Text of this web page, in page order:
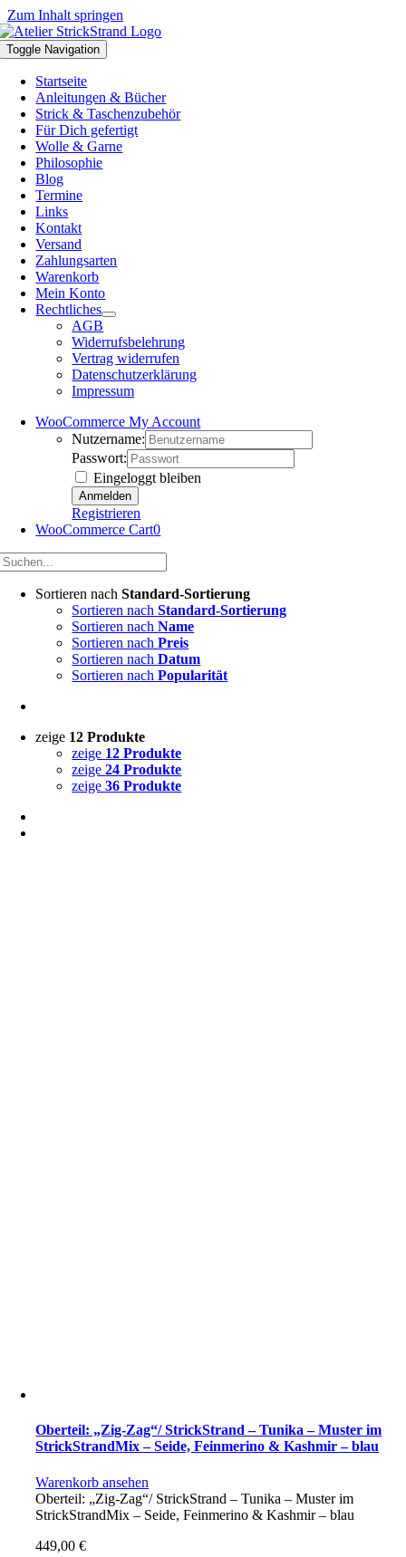
Zum Inhalt springen
Toggle Navigation
Startseite
Anleitungen & Bücher
Strick & Taschenzubehör
Für Dich gefertigt
Wolle & Garne
Philosophie
Blog
Termine
Links
Kontakt
Versand
Zahlungsarten
Warenkorb
Mein Konto
Rechtliches
AGB
Widerrufsbelehrung
Vertrag widerrufen
Datenschutzerklärung
Impressum
WooCommerce My Account
Nutzername:
Passwort:
Eingeloggt bleiben
Registrieren
WooCommerce Cart0
Sortieren nachStandard-Sortierung
Sortieren nachStandard-Sortierung
Sortieren nachName
Sortieren nachPreis
Sortieren nachDatum
Sortieren nachPopularität
zeige 12 Produkte
zeige 12 Produkte
zeige24 Produkte
zeige36 Produkte
Oberteil: „Zig-Zag“/ StrickStrand – Tunika – Muster im
StrickStrandMix – Seide, Feinmerino & Kashmir – blau
Warenkorb ansehen
Oberteil: „Zig-Zag“/ StrickStrand – Tunika – Muster im
StrickStrandMix – Seide, Feinmerino & Kashmir – blau
449,00€